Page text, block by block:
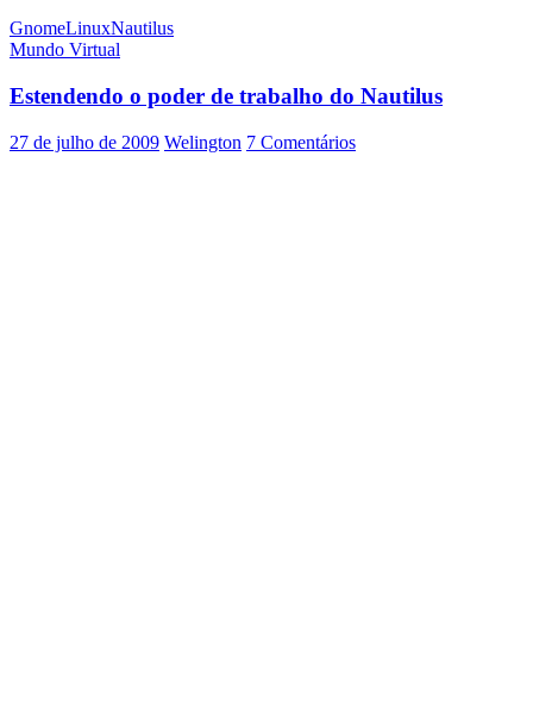
login
GnomeLinuxNautilus
Mundo Virtual
Estendendo o poder de trabalho do Nautilus
27 de julho de 2009 Welington 7 Comentários